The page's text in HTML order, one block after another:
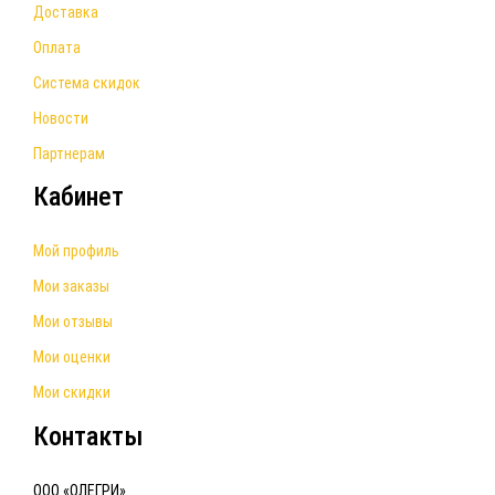
Доставка
Оплата
Система скидок
Новости
Партнерам
Кабинет
Мой профиль
Мои заказы
Мои отзывы
Мои оценки
Мои скидки
Контакты
ООО «ОЛЕГРИ»